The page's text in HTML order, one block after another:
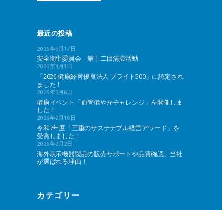
最近の投稿
2026年6月17日
安全衛生委員会 第十二回清掃活動
2026年4月1日
「2026 健康経営優良法人 ブライト500」に認定され
ました！
2026年3月6日
健康イベント「血管健やかチャレンジ」を開催しま
した！
2026年2月16日
令和7年度「三重のサステナブル経営アワード」を
受賞しました！
2026年2月2日
海外表示機器製品の販売サポートや品質確認、当社
が選ばれる理由！
カテゴリー